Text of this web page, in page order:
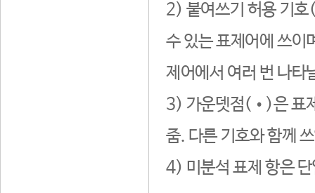
2) 붙여쓰기 허용 기호
수 있는 표제어에 쓰이
제어에서 여러 번 나타
3) 가운뎃점(•)은 표
줌. 다른 기호와 함께
4) 미분석 표제 항은